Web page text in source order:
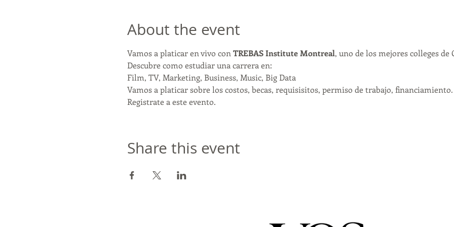
About the event
Vamos a platicar en vivo con TREBAS Institute Montreal, uno de los mejores colleges de
Descubre como estudiar una carrera en:
Film, TV, Marketing, Business, Music, Big Data
Vamos a platicar sobre los costos, becas, requisisitos, permiso de trabajo, financiamiento.
Registrate a este evento.
Share this event